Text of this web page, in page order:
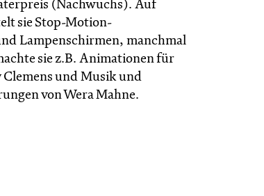
(Nachwuchs). Auf
sie Stop-Motion-
Lampenschirmen, manchmal
sie z.B. Animationen für
und Musik und
von Wera Mahne.